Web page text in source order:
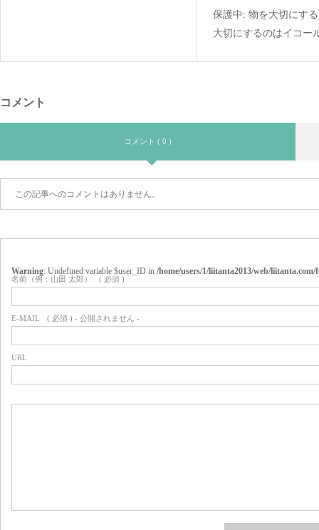
保護中: 物を大切にす
大切にするのはイコー
コメント
コメント ( 0 )
この記事へのコメントはありません。
Warning : Undefined variable $user_ID in /home/users/1/liitanta2013/web/
名前（例：山田 太郎） ( 必須 )
E-MAIL ( 必須 ) - 公開されません -
URL